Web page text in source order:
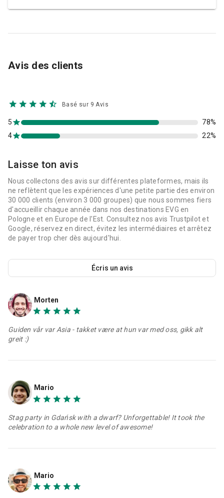
Avis des clients
Basé sur 9 Avis
4 22%
5 78%
Laisse ton avis
Nous collectons des avis sur différentes plateformes, mais ils
ne reflètent que les expériences d'une petite partie des environ
30 000 clients (environ 3 000 groupes) que nous sommes fiers
d'accueillir chaque année dans nos destinations EVG en
Pologne et en Europe de l'Est. Consultez nos avis Trustpilot et
Google, réservez en direct, évitez les intermédiaires et arrêtez
de payer trop cher dès aujourd'hui.
Écris un avis
Morten
Guiden vår var Asia - takket være at hun var med oss, gikk alt
greit :)
Mario
Stag party in Gdańsk with a dwarf? Unforgettable! It took the
celebration to a whole new level of awesome!
Mario